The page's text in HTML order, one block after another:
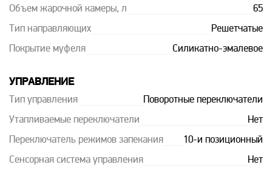
Объем жарочной камеры, л 65
Тип направляющих Решетчатые
Покрытие муфеля Силикатно-эмалевое
УПРАВЛЕНИЕ
Тип управления Поворотные переключатели
Утапливаемые переключатели Нет
Переключатель режимов запекания 10-и позиционный
Сенсорная система управления Нет